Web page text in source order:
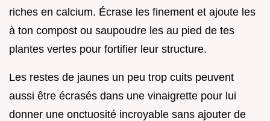
riches en calcium. Écrase les finement et ajoute les
à ton compost ou saupoudre les au pied de tes
plantes vertes pour fortifier leur structure.
Les restes de jaunes un peu trop cuits peuvent
aussi être écrasés dans une vinaigrette pour lui
donner une onctuosité incroyable sans ajouter de